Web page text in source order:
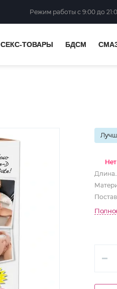
Режим работы с 9:00 до
СЕКС-ТОВАРЫ БДСМ
Длина